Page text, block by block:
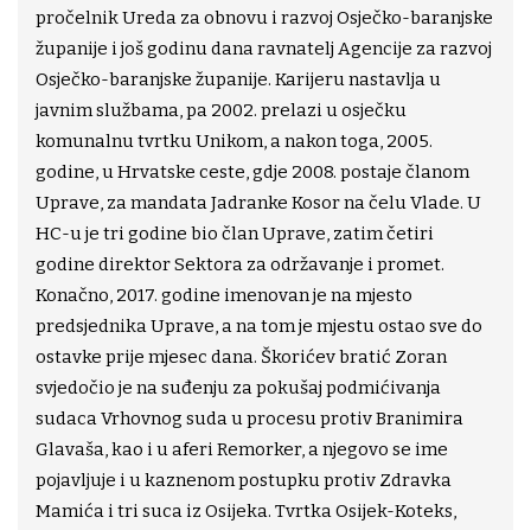
pročelnik Ureda za obnovu i razvoj Osječko-baranjske
županije i još godinu dana ravnatelj Agencije za razvoj
Osječko-baranjske županije. Karijeru nastavlja u
javnim službama, pa 2002. prelazi u osječku
komunalnu tvrtku Unikom, a nakon toga, 2005.
godine, u Hrvatske ceste, gdje 2008. postaje članom
Uprave, za mandata Jadranke Kosor na čelu Vlade. U
HC-u je tri godine bio član Uprave, zatim četiri
godine direktor Sektora za održavanje i promet.
Konačno, 2017. godine imenovan je na mjesto
predsjednika Uprave, a na tom je mjestu ostao sve do
ostavke prije mjesec dana. Škorićev bratić Zoran
svjedočio je na suđenju za pokušaj podmićivanja
sudaca Vrhovnog suda u procesu protiv Branimira
Glavaša, kao i u aferi Remorker, a njegovo se ime
pojavljuje i u kaznenom postupku protiv Zdravka
Mamića i tri suca iz Osijeka. Tvrtka Osijek-Koteks,